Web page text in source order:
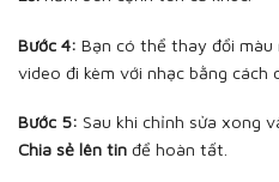
Bước 4: Bạn có thể thay đổi
video đi kèm với nhạc bằng cách
Bước 5: Sau khi chỉnh sửa xong
Chia sẻ lên tin để hoàn tất.